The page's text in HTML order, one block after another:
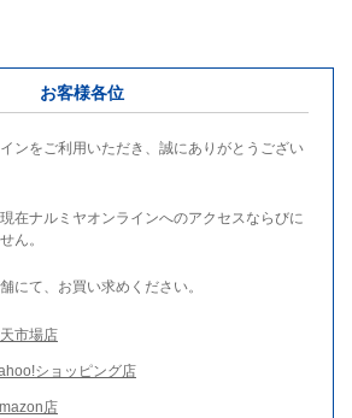
お客様各位
ンをご利用いただき、誠にありがとうござい
在ナルミヤオンラインへのアクセスならびに
ん。
にて、お買い求めください。
市場店
ショッピング店
店